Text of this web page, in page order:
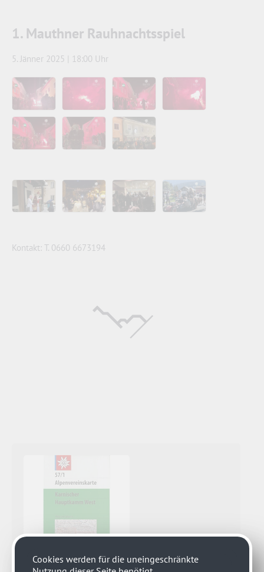
1. Mauthner Rauhnachtsspiel
5. Jänner 2025 | 18:00 Uhr
Kontakt: T. 0660 6673194
Cookies werden für die uneingeschränkte